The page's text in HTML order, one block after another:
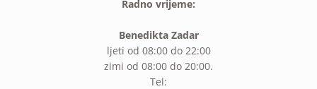
Radno vrijeme:
Benedikta Zadar
ljeti od 08:00 do 22:00
zimi od 08:00 do 20:00.
Tel: